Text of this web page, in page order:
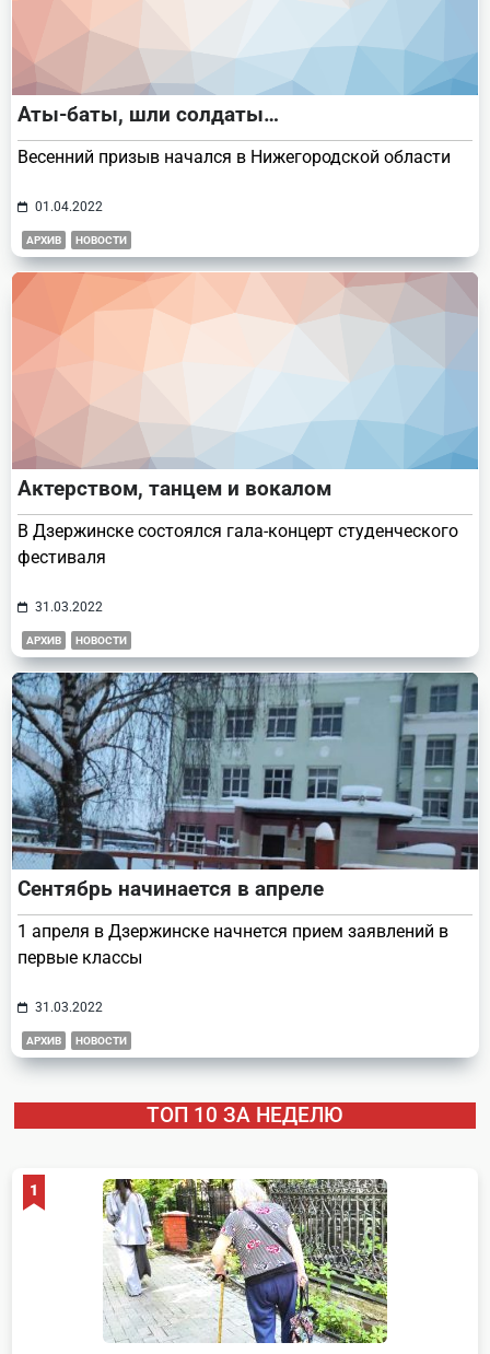
Аты-баты, шли солдаты…
Весенний призыв начался в Нижегородской области
01.04.2022
АРХИВ НОВОСТИ
Актерством, танцем и вокалом
В Дзержинске состоялся гала-концерт студенческого
фестиваля
31.03.2022
АРХИВ НОВОСТИ
Сентябрь начинается в апреле
1 апреля в Дзержинске начнется прием заявлений в
первые классы
31.03.2022
АРХИВ НОВОСТИ
ТОП 10 ЗА НЕДЕЛЮ